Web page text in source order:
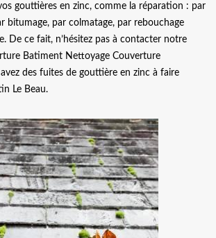
gouttières en zinc, comme la réparation : par
bitumage, par colmatage, par rebouchage
De ce fait, n’hésitez pas à contacter notre
Batiment Nettoyage Couverture
des fuites de gouttière en zinc à faire
Le Beau.